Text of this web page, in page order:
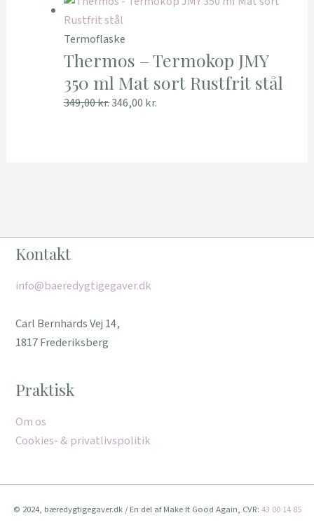
Termoflaske
Thermos – Termokop JMY
350 ml Mat sort Rustfrit stål
349,00kr.346,00 kr.
Kontakt
info@baeredygtigegaver.dk
Carl Bernhards Vej 14,
1817 Frederiksberg
Praktisk
Om os
Cookies- & privatlivspolitik
© 2024, bæredygtigegaver.dk / En del af Make It Good Again, CVR: 43 00 14 85